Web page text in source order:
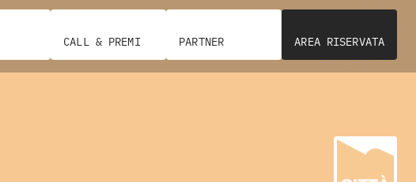
CALL & PREMI PARTNER AREA RISERVATA